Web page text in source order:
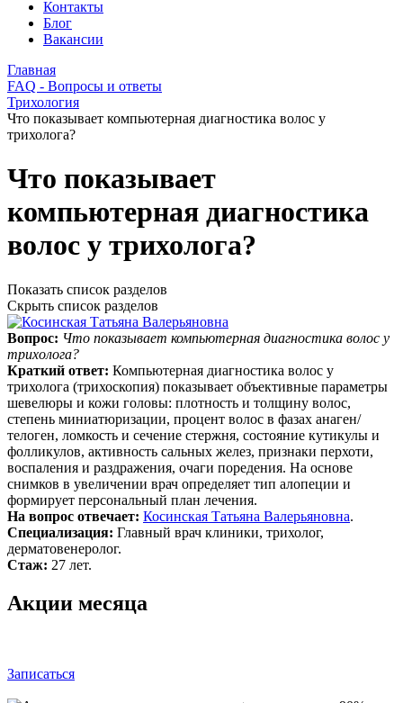
Контакты
Блог
Вакансии
Главная
FAQ - Вопросы и ответы
Трихология
Что показывает компьютерная диагностика волос у
трихолога?
Что показывает
компьютерная диагностика
волос у трихолога?
Показать список разделов
Скрыть список разделов
Вопрос: Что показывает компьютерная диагностика волос у
трихолога?
Краткий ответ: Компьютерная диагностика волос у
трихолога (трихоскопия) показывает объективные параметры
шевелюры и кожи головы: плотность и толщину волос,
степень миниатюризации, процент волос в фазах анаген/
телоген, ломкость и сечение стержня, состояние кутикулы и
фолликулов, активность сальных желез, признаки перхоти,
воспаления и раздражения, очаги поредения. На основе
снимков в увеличении врач определяет тип алопеции и
формирует персональный план лечения.
На вопрос отвечает: Косинская Татьяна Валерьяновна.
Специализация: Главный врач клиники, трихолог,
дерматовенеролог.
Стаж: 27 лет.
Акции месяца
Записаться